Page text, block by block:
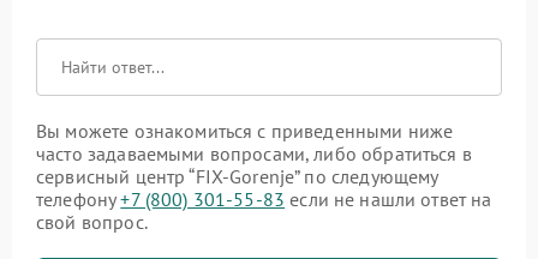
Вы можете ознакомиться с приведенными ниже
часто задаваемыми вопросами, либо обратиться в
сервисный центр “FIX-Gorenje” по следующему
телефону+7 (800) 301-55-83 если не нашли ответ на
свой вопрос.